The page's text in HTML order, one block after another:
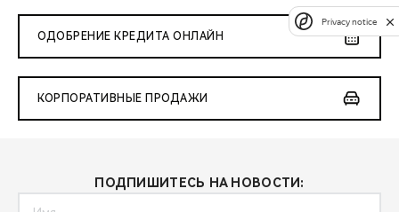
ОДОБРЕНИЕ КРЕДИТА ОНЛАЙН
КОРПОРАТИВНЫЕ ПРОДАЖИ
ПОДПИШИТЕСЬ НА НОВОСТИ:
Privacy notice